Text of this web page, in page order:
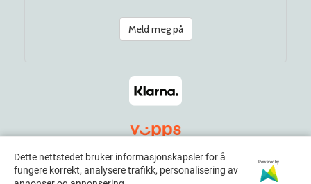
Meld meg på
© 2026 Rosenhoff Dagligvare x Norwayamericana. All Rights
Dette nettstedet bruker informasjonskapsler for å
fungere korrekt, analysere trafikk, personalisering av
Powered by